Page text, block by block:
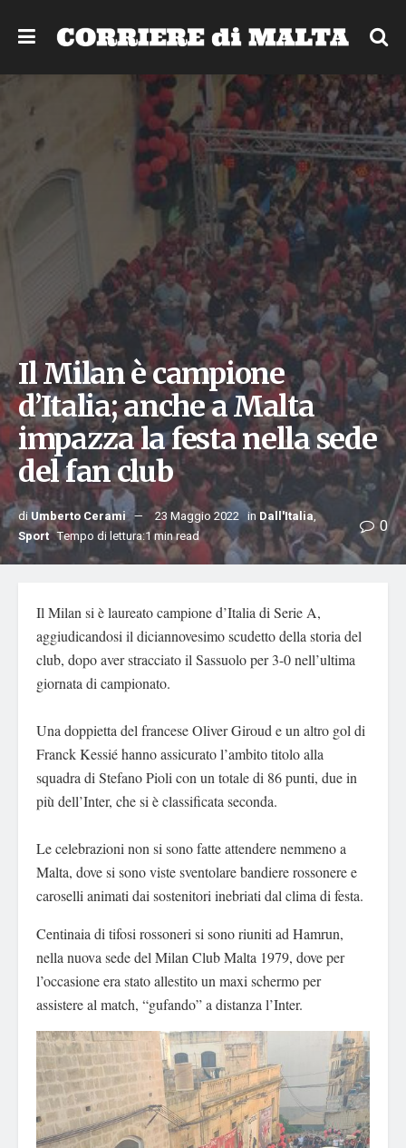
Il Milan è campione
d’Italia; anche a Malta
impazza la festa nella sede
del fan club
diUmberto Cerami 23 Maggio 2022 in Dall'Italia,
Sport Tempo di lettura:1 min read 0
Il Milan si è laureato campione d’Italia di Serie A,
aggiudicandosi il diciannovesimo scudetto della storia del
club, dopo aver stracciato il Sassuolo per 3-0 nell’ultima
giornata di campionato.
Una doppietta del francese Oliver Giroud e un altro gol di
Franck Kessié hanno assicurato l’ambito titolo alla
squadra di Stefano Pioli con un totale di 86 punti, due in
più dell’Inter, che si è classificata seconda.
Le celebrazioni non si sono fatte attendere nemmeno a
Malta, dove si sono viste sventolare bandiere rossonere e
caroselli animati dai sostenitori inebriati dal clima di festa.
Centinaia di tifosi rossoneri si sono riuniti ad Hamrun,
nella nuova sede del Milan Club Malta 1979, dove per
l’occasione era stato allestito un maxi schermo per
assistere al match, “gufando” a distanza l’Inter.